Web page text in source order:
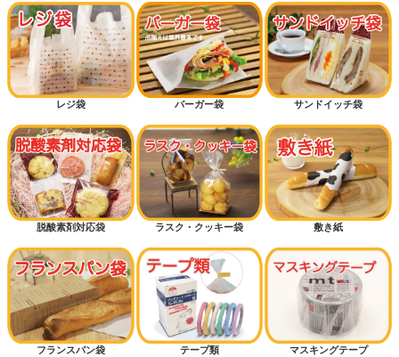
レジ袋 バーガー袋 サンドイッチ袋
脱酸素剤対応袋 ラスク・クッキー袋 敷き紙
フランスパン袋 テープ類 マスキングテープ